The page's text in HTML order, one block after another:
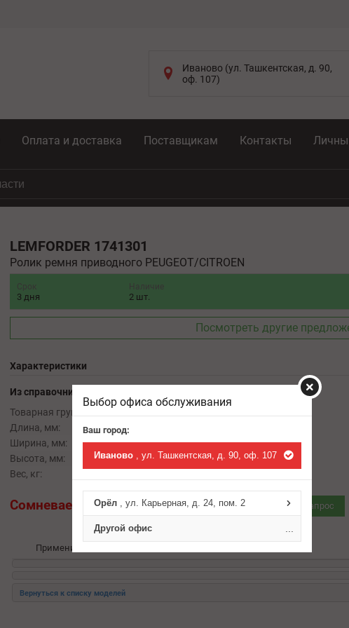
Иваново (ул. Ташкентская, д. 90,
оф. 107)
Оплата и доставка Поставщикам Контакты
LEMFORDER 1741301
Ролик ремня приводного PEUGEOT/CITROEN
Срок
3 дня
Наличие
2 шт.
Посмотреть другие
Характеристики
Из справочника ABCP
Товарная группа:
Длина, мм:
150
Ширина, мм:
100
Высота, мм:
100
Вес, кг:
Сомневаетесь в подборе?Спросите нас: VIN запрос
Применимость
Выбор офиса обслуживания
Ваш город:
Иваново , ул. Ташкентская, д. 90, оф. 107
Орёл , ул. Карьерная, д. 24, пом. 2
Другой офис